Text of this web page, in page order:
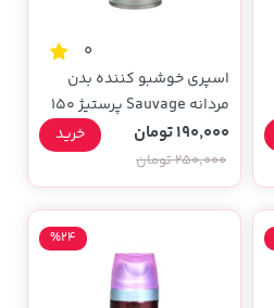
0
اسپری خوشبو کننده بدن
مردانه Sauvage پرستیژ 150
میلی لیتری
190,000 تومان
250,000 تومان
خرید
%24